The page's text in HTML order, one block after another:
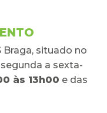
Braga, situado no
a sexta-
às 13h00 e das